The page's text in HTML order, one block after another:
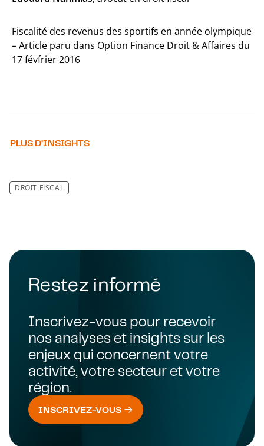
Fiscalité des revenus des sportifs en année olympique
– Article paru dans Option Finance Droit & Affaires du
17 févfrier 2016
PLUS D’INSIGHTS
DROIT FISCAL
Restez informé
Inscrivez-vous pour recevoir
nos analyses et insights sur les
enjeux qui concernent votre
activité, votre secteur et votre
région.
INSCRIVEZ-VOUS